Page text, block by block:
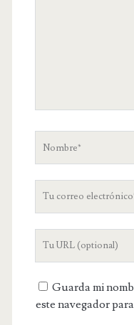
webGuarda mi
este navegador